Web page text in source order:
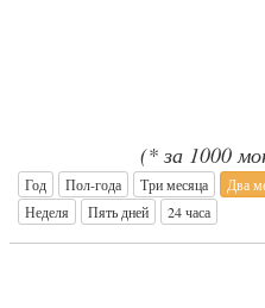
(* за 1000
Год Пол-года Три месяца Два
Неделя
Пять дней 24 часа